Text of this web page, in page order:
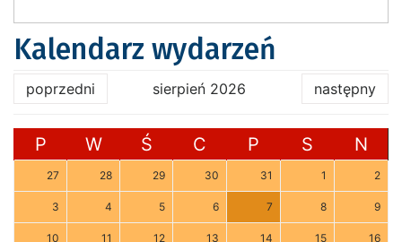
Kalendarz wydarzeń
poprzedni sierpień 2026 następny
P W Ś C P S N
27 28 29 30 31 1 2
3 4 5 6 7 8 9
10 11 12 13 14 15 16